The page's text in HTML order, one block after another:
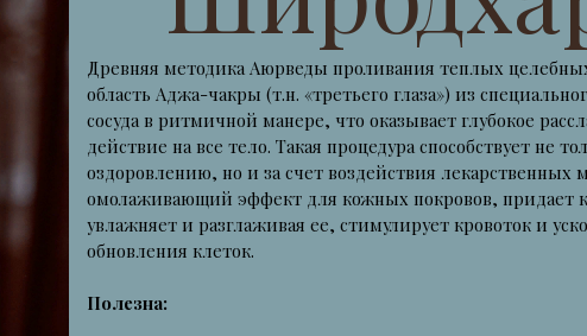
Древняя методика Аюрведы проливания теплых целебных масел на лоб в
область Аджа-чакры (т.н. «третьего глаза») из специального аюрведического
сосуда в ритмичной манере, что оказывает глубокое расслабляющее
действие на все тело. Такая процедура способствует не только
оздоровлению, но и за счет воздействия лекарственных масел несет
омолаживающий эффект для кожных покровов, придает коже сияние,
увлажняет и разглаживая ее, стимулирует кровоток и ускоряет процесс
обновления клеток.
Полезна:
при усталости, бессоннице